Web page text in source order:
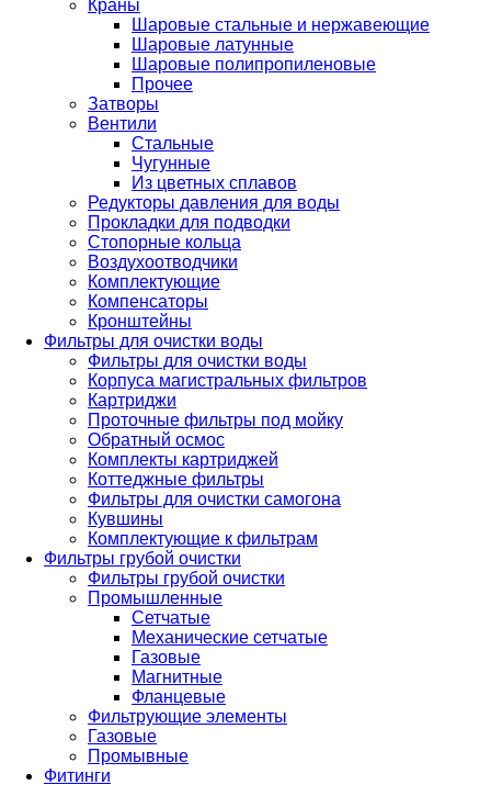
Краны
Шаровые стальные и нержавеющие
Шаровые латунные
Шаровые полипропиленовые
Прочее
Затворы
Вентили
Стальные
Чугунные
Из цветных сплавов
Редукторы давления для воды
Прокладки для подводки
Стопорные кольца
Воздухоотводчики
Комплектующие
Компенсаторы
Кронштейны
Фильтры для очистки воды
Фильтры для очистки воды
Корпуса магистральных фильтров
Картриджи
Проточные фильтры под мойку
Обратный осмос
Комплекты картриджей
Коттеджные фильтры
Фильтры для очистки самогона
Кувшины
Комплектующие к фильтрам
Фильтры грубой очистки
Фильтры грубой очистки
Промышленные
Сетчатые
Механические сетчатые
Газовые
Магнитные
Фланцевые
Фильтрующие элементы
Газовые
Промывные
Фитинги